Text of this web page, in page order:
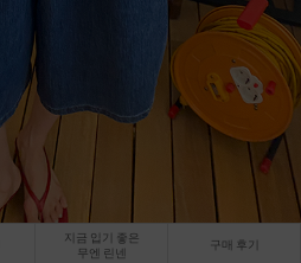
지금 입기 좋은
무엔 린넨
구매 후기